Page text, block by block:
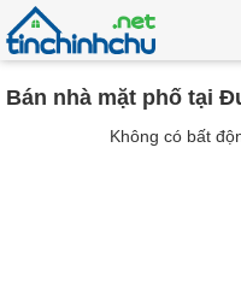
Bán nhà mặt phố tại
Không có bất